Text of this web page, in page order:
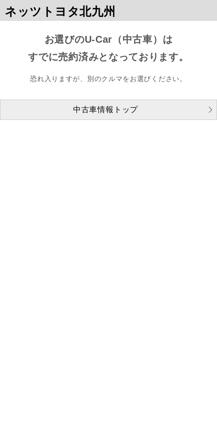
ネッツトヨタ北九州
お選びのU-Car（中古車）は
すでに売約済みとなっております。
恐れ入りますが、別のクルマをお選びください。
中古車情報トップ